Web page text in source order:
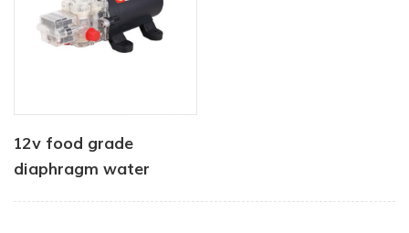
12v food grade
diaphragm water